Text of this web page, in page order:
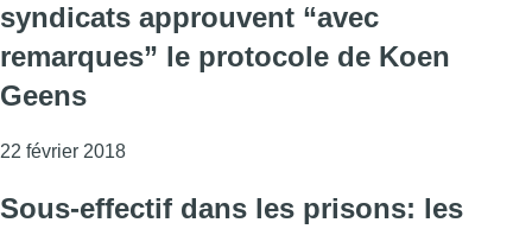
syndicats approuvent “avec
remarques” le protocole de Koen
Geens
22 février 2018Consulter l'article "Actions dans les prisons: les
Sous-effectif dans les prisons: les